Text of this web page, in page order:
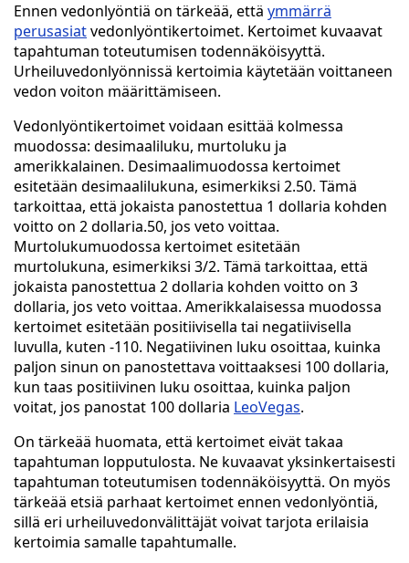
Ennen vedonlyöntiä on tärkeää, että ymmärrä
perusasiatvedonlyöntikertoimet. Kertoimet kuvaavat
tapahtuman toteutumisen todennäköisyyttä.
Urheiluvedonlyönnissä kertoimia käytetään voittaneen
vedon voiton määrittämiseen.
Vedonlyöntikertoimet voidaan esittää kolmessa
muodossa: desimaaliluku, murtoluku ja
amerikkalainen. Desimaalimuodossa kertoimet
esitetään desimaalilukuna, esimerkiksi 2.50. Tämä
tarkoittaa, että jokaista panostettua 1 dollaria kohden
voitto on 2 dollaria.50, jos veto voittaa.
Murtolukumuodossa kertoimet esitetään
murtolukuna, esimerkiksi 3/2. Tämä tarkoittaa, että
jokaista panostettua 2 dollaria kohden voitto on 3
dollaria, jos veto voittaa. Amerikkalaisessa muodossa
kertoimet esitetään positiivisella tai negatiivisella
luvulla, kuten -110. Negatiivinen luku osoittaa, kuinka
paljon sinun on panostettava voittaaksesi 100 dollaria,
kun taas positiivinen luku osoittaa, kuinka paljon
voitat, jos panostat 100 dollaria LeoVegas.
On tärkeää huomata, että kertoimet eivät takaa
tapahtuman lopputulosta. Ne kuvaavat yksinkertaisesti
tapahtuman toteutumisen todennäköisyyttä. On myös
tärkeää etsiä parhaat kertoimet ennen vedonlyöntiä,
sillä eri urheiluvedonvälittäjät voivat tarjota erilaisia
kertoimia samalle tapahtumalle.